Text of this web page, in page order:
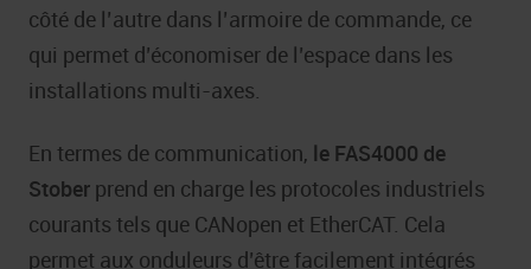
côté de l’autre dans l’armoire de commande, ce
qui permet d’économiser de l’espace dans les
installations multi-axes.
En termes de communication, le FAS4000 de
Stober prend en charge les protocoles industriels
courants tels que CANopen et EtherCAT. Cela
permet aux onduleurs d’être facilement intégrés